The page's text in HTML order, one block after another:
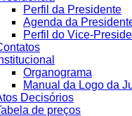
Perfil da Presidente
Agenda da
Perfil do Vice-
Organograma
Manual da Logo da
Decisórios
de preços